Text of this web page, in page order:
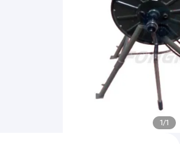
1/1